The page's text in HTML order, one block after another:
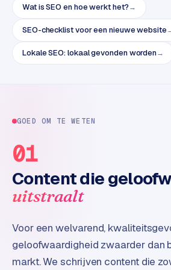
EXPERTISE
F
i
e
w
n
e
l
o
n
Wat is SEO en hoe werkt het?→
SEO-checklist voor een nieuwe website
Lokale SEO: lokaal gevonden worden→
GOED OM TE WETEN
01
Content die
uitstraalt
Voor een welvarend,
geloofwaardigheid zwaarder dan
markt. We schrijven content die